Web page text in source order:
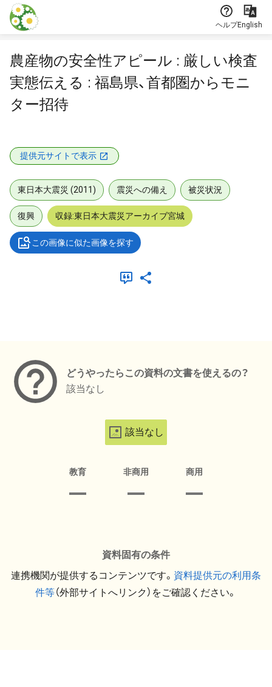
本文に飛ぶ
ヘルプEnglish
農産物の安全性アピール : 厳しい検査
実態伝える : 福島県、首都圏からモニ
ター招待
提供元サイトで表示
東日本大震災 (2011) 震災への備え 被災状況
復興 収録:東日本大震災アーカイブ宮城
この画像に似た画像を探す
どうやったらこの資料の文書を使えるの？
該当なし
該当なし
教育 非商用 商用
資料固有の条件
連携機関が提供するコンテンツです。 資料提供元の利用条
件等（外部サイトへリンク）をご確認ください。